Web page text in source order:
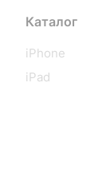
Каталог
iPhone
iPad